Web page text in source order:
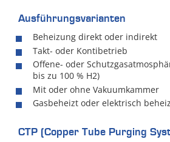
Ausführungsvarianten
Beheizung direkt oder indirekt
Takt- oder Kontibetrieb
Offene- oder
bis zu 100 % H2)
Mit oder ohne Vakuumkammer
Gasbeheizt oder elektrisch
CTP (Copper Tube Purging